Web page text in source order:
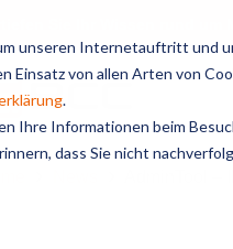
unseren Internetauftritt und
Einsatz von allen Arten von
.
Ihre Informationen beim
dass Sie nicht
AdminTool